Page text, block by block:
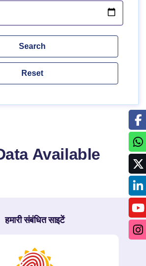
Available
हमारी संबंधित साइटें